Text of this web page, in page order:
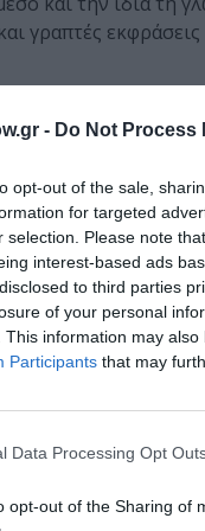
- Do Not Process
opt-out of the sale,
for targeted
selection. Please note
interest-based ads
to third parties
of your personal
This information may
Participants that may
Data Processing Opt
opt-out of the Sharing of
γραπτές
το 2021,
μεταξύ τους,
της βροχής, τα
Paula Gunn Allen
κοινωνικής
φωνές τη
τη
κοινή
όλοι μαζί
πράξη όταν κάνουμε